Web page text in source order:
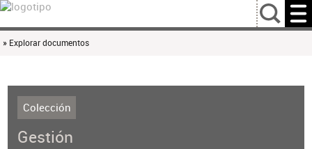
…
» Explorar documentos
Colección
Gestión